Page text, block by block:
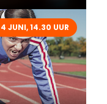
JUNI, 14.30 UUR